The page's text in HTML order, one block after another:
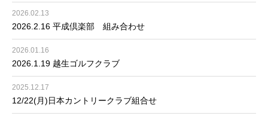
2026.02.13
2026.2.16 平成倶楽部 組み合わせ
2026.01.16
2026.1.19 越生ゴルフクラブ
2025.12.17
12/22(月)日本カントリークラブ組合せ